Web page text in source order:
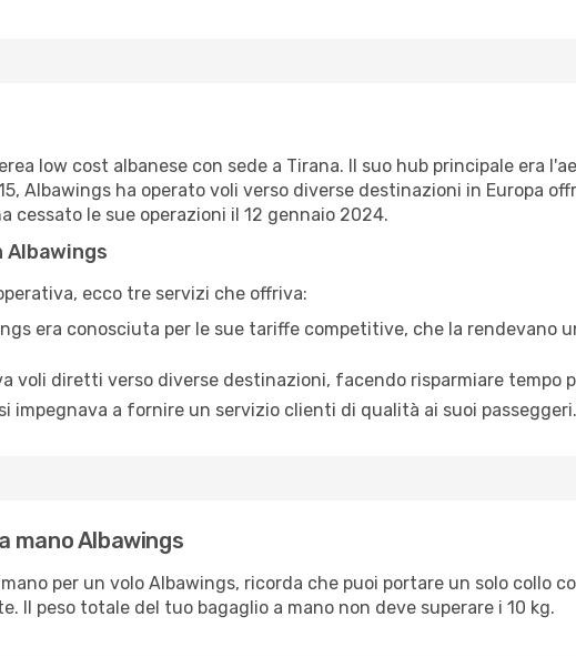
low cost albanese con sede a Tirana. Il suo hub principale era
Albawings ha operato voli verso diverse destinazioni in Europa
cessato le sue operazioni il 12 gennaio 2024.
Albawings
ecco tre servizi che offriva:
era conosciuta per le sue tariffe competitive, che la rendevano
voli diretti verso diverse destinazioni, facendo risparmiare tempo
impegnava a fornire un servizio clienti di qualità ai suoi passeggeri.
mano Albawings
per un volo Albawings, ricorda che puoi portare un solo collo
Il peso totale del tuo bagaglio a mano non deve superare i 10 kg.